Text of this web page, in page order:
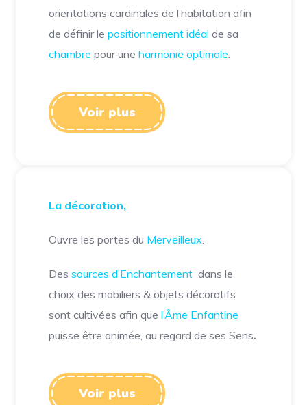
orientations cardinales de l’habitation afin
de définir lepositionnement idéal de sa
chambre pour uneharmonie optimale
Voir plus
La décoration,
Ouvre les portes du Merveilleux
Des sources d’Enchantement dans le
choix des mobiliers & objets décoratifs
sont cultivées afin quel’Âme Enfantine
puisse être animée, au regard de ses Sens.
Voir plus